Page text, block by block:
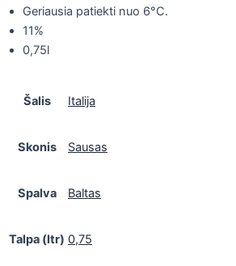
Geriausia patiekti nuo 6°C.
11%
0,75l
Šalis Italija
Skonis Sausas
Spalva Baltas
Talpa (ltr) 0,75